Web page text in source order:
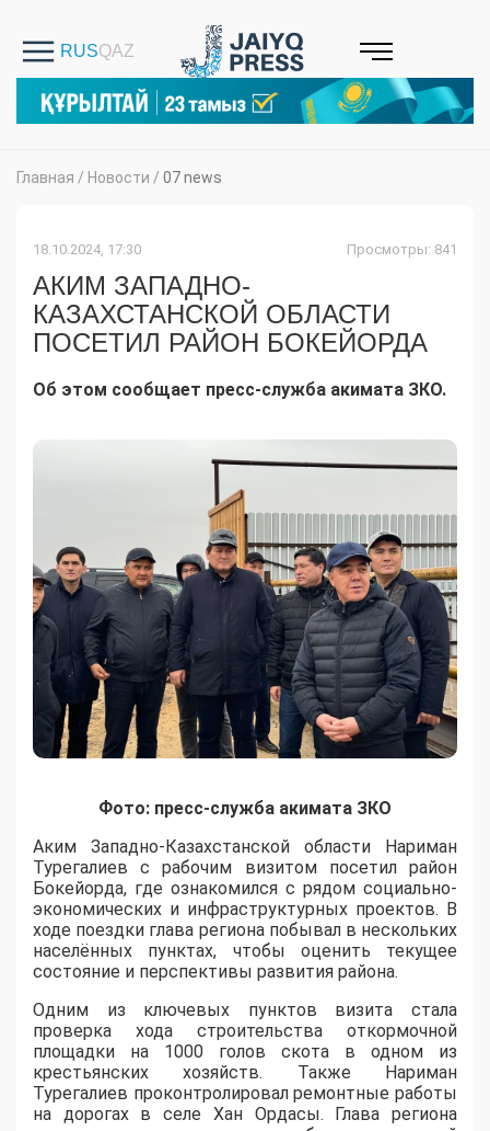
Главная / Новости / 07 news
18.10.2024, 17:30 Просмотры: 841
АКИМ ЗАПАДНО-
КАЗАХСТАНСКОЙ ОБЛАСТИ
ПОСЕТИЛ РАЙОН БОКЕЙОРДА
Об этом сообщает пресс-служба акимата ЗКО.
Фото: пресс-служба акимата ЗКО
Аким Западно-Казахстанской области Нариман
Турегалиев с рабочим визитом посетил район
Бокейорда, где ознакомился с рядом социально-
экономических и инфраструктурных проектов. В
ходе поездки глава региона побывал в нескольких
населённых пунктах, чтобы оценить текущее
состояние и перспективы развития района.
Одним из ключевых пунктов визита стала
проверка хода строительства откормочной
площадки на 1000 голов скота в одном из
крестьянских хозяйств. Также Нариман
Турегалиев проконтролировал ремонтные работы
на дорогах в селе Хан Ордасы. Глава региона